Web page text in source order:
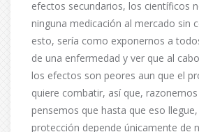
efectos secundarios, los científicos
ninguna medicación al mercado sin
esto, sería como exponernos a
de una enfermedad y ver que al
los efectos son peores aun que el
quiere combatir, así que,
pensemos que hasta que eso
protección depende únicamente de